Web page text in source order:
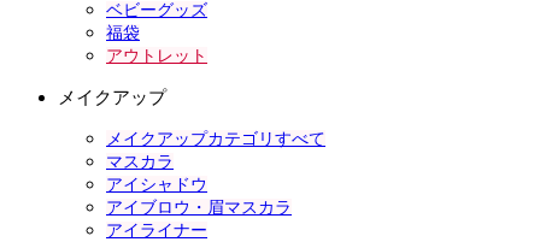
ベビーグッズ
福袋
アウトレット
メイクアップ
メイクアップカテゴリすべて
マスカラ
アイシャドウ
アイブロウ・眉マスカラ
アイライナー